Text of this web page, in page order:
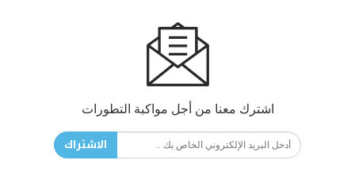
اشترك معنا من أجل مواكبة التطورات
الاشتراك